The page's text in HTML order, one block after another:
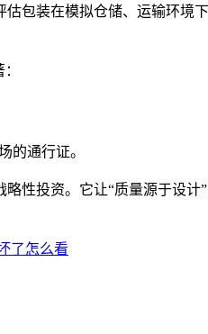
包装在模拟仓储、运输环境下
的通行证。
性投资。它让“质量源于设计
了怎么看